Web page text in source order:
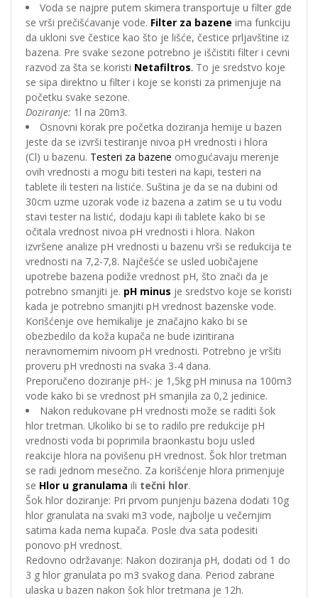
Voda se najpre putem skimera transportuje u filter gde
se vrši prečišćavanje vode. Filter za bazene ima funkciju
da ukloni sve čestice kao što je lišće, čestice prljavštine iz
bazena. Pre svake sezone potrebno je iščistiti filter i cevni
razvod za šta se koristi Netafiltros. To je sredstvo koje
se sipa direktno u filter i koje se koristi za primenjuje na
početku svake sezone.
Doziranje: 1l na 20m3.
Osnovni korak pre početka doziranja hemije u bazen
jeste da se izvrši testiranje nivoa pH vrednosti i hlora
(Cl) u bazenu. Testeri za bazene omogućavaju merenje
ovih vrednosti a mogu biti testeri na kapi, testeri na
tablete ili testeri na listiće. Suština je da se na dubini od
30cm uzme uzorak vode iz bazena a zatim se u tu vodu
stavi tester na listić, dodaju kapi ili tablete kako bi se
očitala vrednost nivoa pH vrednosti i hlora. Nakon
izvršene analize pH vrednosti u bazenu vrši se redukcija te
vrednosti na 7,2-7,8. Najčešće se usled uobičajene
upotrebe bazena podiže vrednost pH, što znači da je
potrebno smanjiti je. pH minus je sredstvo koje se koristi
kada je potrebno smanjiti pH vrednost bazenske vode.
Korišćenje ove hemikalije je značajno kako bi se
obezbedilo da koža kupača ne bude iziritirana
neravnomernim nivoom pH vrednosti. Potrebno je vršiti
proveru pH vrednosti na svaka 3-4 dana.
Preporučeno doziranje pH-: je 1,5kg pH minusa na 100m3
vode kako bi se vrednost pH smanjila za 0,2 jedinice.
Nakon redukovane pH vrednosti može se raditi šok
hlor tretman. Ukoliko bi se to radilo pre redukcije pH
vrednosti voda bi poprimila braonkastu boju usled
reakcije hlora na povišenu pH vrednost. Šok hlor tretman
se radi jednom mesečno. Za korišćenje hlora primenjuje
se Hlor u granulama ili tečni hlor.
Šok hlor doziranje: Pri prvom punjenju bazena dodati 10g
hlor granulata na svaki m3 vode, najbolje u večernjim
satima kada nema kupača. Posle dva sata podesiti
ponovo pH vrednost.
Redovno održavanje: Nakon doziranja pH, dodati od 1 do
3 g hlor granulata po m3 svakog dana. Period zabrane
ulaska u bazen nakon šok hlor tretmana je 12h.